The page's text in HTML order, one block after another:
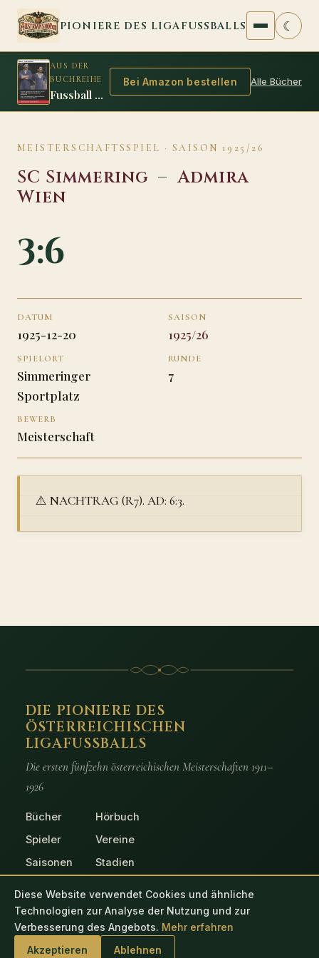
Zum Inhalt springen
PIONIERE DES LIGAFUSSBALLS ☾
AUS DER
BUCHREIHE
Fussball Legenden 1916/17
Bei Amazon bestellen Alle Bücher
MEISTERSCHAFTSSPIEL · SAISON 1925/26
SC Simmering –Admira
Wien
3:6
DATUM
1925-12-20
SAISON
1925/26
SPIELORT
Simmeringer
Sportplatz
RUNDE
7
BEWERB
Meisterschaft
⚠️ NACHTRAG (R7). AD: 6:3.
DIE PIONIERE DES
ÖSTERREICHISCHEN
LIGAFUSSBALLS
Die ersten fünfzehn österreichischen Meisterschaften 1911–
1926
Bücher
Hörbuch
Spieler
Vereine
Saisonen
Stadien
© 2026 Die Pioniere des österreichischen Ligafussballs
Impressum
Diese Website verwendet Cookies und ähnliche
Technologien zur Analyse der Nutzung und zur
Verbesserung des Angebots. Mehr erfahren
Akzeptieren
Ablehnen